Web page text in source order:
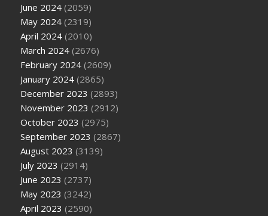
June 2024 (2059)
May 2024 (2319)
April 2024 (2010)
March 2024 (2676)
February 2024 (2609)
January 2024 (2865)
December 2023 (2893)
November 2023 (2912)
October 2023 (2975)
September 2023 (2867)
August 2023 (3139)
July 2023 (2914)
June 2023 (2737)
May 2023 (3242)
April 2023 (2590)